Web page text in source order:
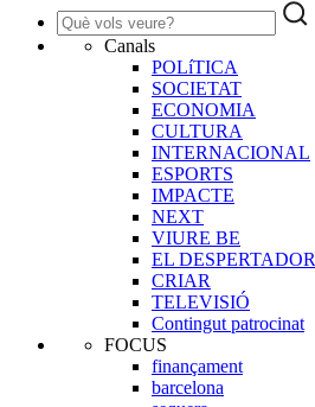
Canals
POLíTICA
SOCIETAT
ECONOMIA
CULTURA
INTERNACIONAL
ESPORTS
IMPACTE
NEXT
VIURE BE
EL DESPERTADOR
CRIAR
TELEVISIÓ
Contingut patrocinat
FOCUS
finançament
barcelona